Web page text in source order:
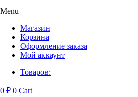
Menu
Магазин
Корзина
Оформление заказа
Мой аккаунт
Товаров:
0 ₽ 0 Cart